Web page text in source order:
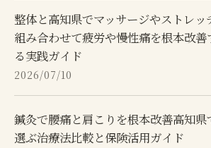
整体と高知県でマッサージやストレッ
組み合わせて疲労や慢性痛を根本改善
る実践ガイド
2026/07/10
鍼灸で腰痛と肩こりを根本改善高知県
選ぶ治療法比較と保険活用ガイド